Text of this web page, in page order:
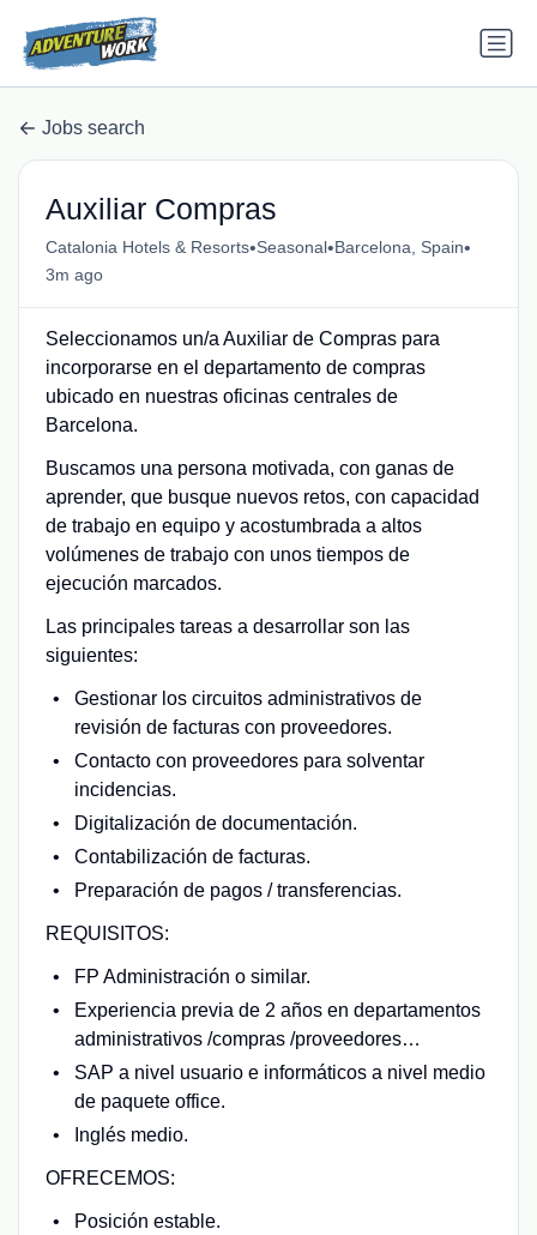
Jobs search
Auxiliar Compras
Catalonia Hotels & Resorts•Seasonal•Barcelona, Spain•
3m ago
Seleccionamos un/a Auxiliar de Compras para
incorporarse en el departamento de compras
ubicado en nuestras oficinas centrales de
Barcelona.
Buscamos una persona motivada, con ganas de
aprender, que busque nuevos retos, con capacidad
de trabajo en equipo y acostumbrada a altos
volúmenes de trabajo con unos tiempos de
ejecución marcados.
Las principales tareas a desarrollar son las
siguientes:
Gestionar los circuitos administrativos de
revisión de facturas con proveedores.
Contacto con proveedores para solventar
incidencias.
Digitalización de documentación.
Contabilización de facturas.
Preparación de pagos / transferencias.
REQUISITOS:
FP Administración o similar.
Experiencia previa de 2 años en departamentos
administrativos /compras /proveedores…
SAP a nivel usuario e informáticos a nivel medio
de paquete office.
Inglés medio.
OFRECEMOS:
Posición estable.